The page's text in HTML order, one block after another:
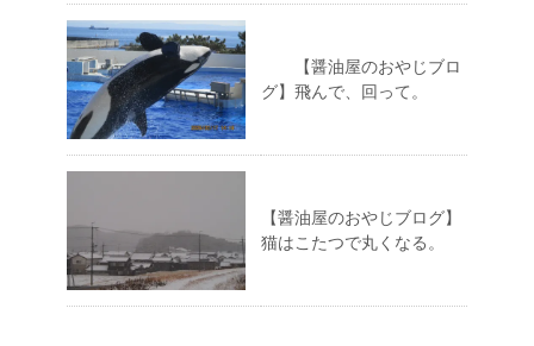
【醤油屋のおやじブロ
グ】飛んで、回って。
【醤油屋のおやじブログ】
猫はこたつで丸くなる。